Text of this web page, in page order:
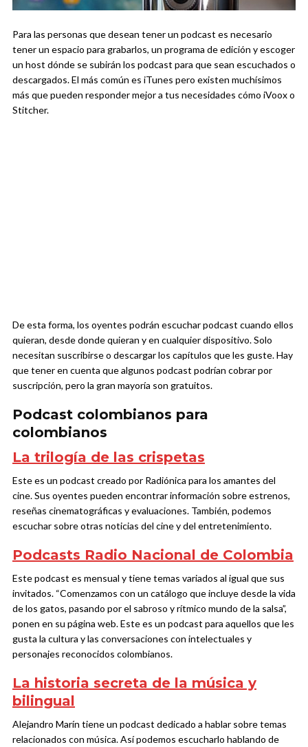
Para las personas que desean tener un podcast es necesario
tener un espacio para grabarlos, un programa de edición y escoger
un host dónde se subirán los podcast para que sean escuchados o
descargados. El más común es iTunes pero existen muchísimos
más que pueden responder mejor a tus necesidades cómo iVoox o
Stitcher.
De esta forma, los oyentes podrán escuchar podcast cuando ellos
quieran, desde donde quieran y en cualquier dispositivo. Solo
necesitan suscribirse o descargar los capítulos que les guste. Hay
que tener en cuenta que algunos podcast podrían cobrar por
suscripción, pero la gran mayoría son gratuitos.
Podcast colombianos para
colombianos
La trilogía de las crispetas
Este es un podcast creado por Radiónica para los amantes del
cine. Sus oyentes pueden encontrar información sobre estrenos,
reseñas cinematográficas y evaluaciones. También, podemos
escuchar sobre otras noticias del cine y del entretenimiento.
Podcasts Radio Nacional de Colombia
Este podcast es mensual y tiene temas variados al igual que sus
invitados. “Comenzamos con un catálogo que incluye desde la vida
de los gatos, pasando por el sabroso y rítmico mundo de la salsa”,
ponen en su página web. Este es un podcast para aquellos que les
gusta la cultura y las conversaciones con intelectuales y
personajes reconocidos colombianos.
La historia secreta de la música y
bilingual
Alejandro Marín tiene un podcast dedicado a hablar sobre temas
relacionados con música. Así podemos escucharlo hablando de